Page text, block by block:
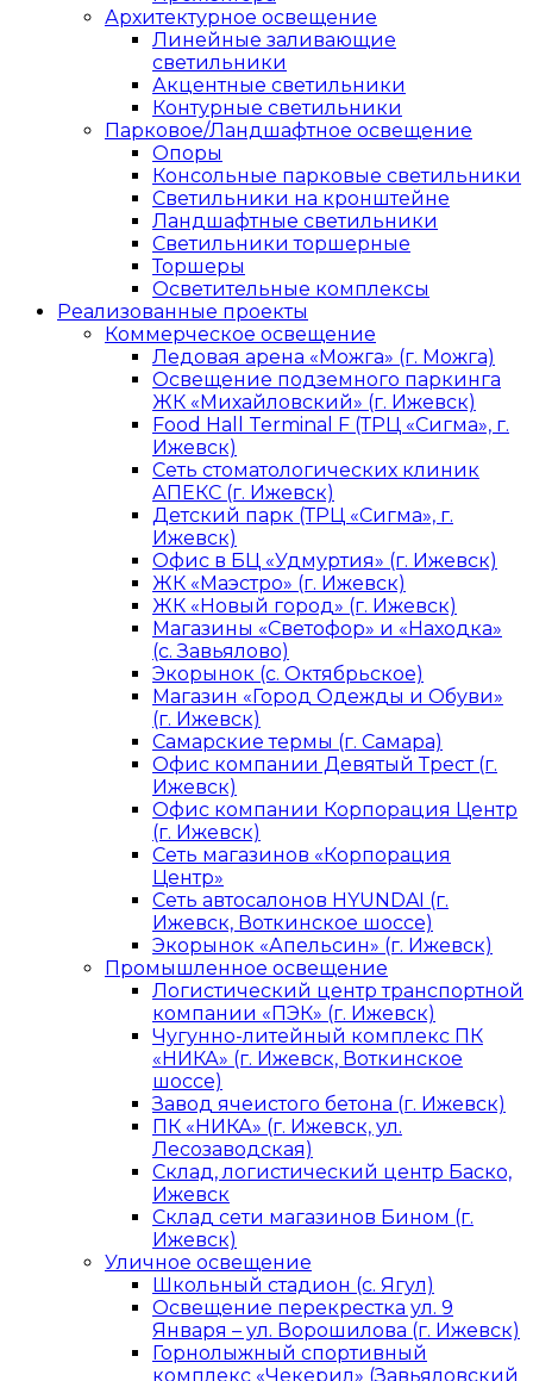
Архитектурное освещение
Линейные заливающие
светильники
Акцентные светильники
Контурные светильники
Парковое/Ландшафтное освещение
Опоры
Консольные парковые светильники
Светильники на кронштейне
Ландшафтные светильники
Светильники торшерные
Торшеры
Осветительные комплексы
Реализованные проекты
Коммерческое освещение
Ледовая арена «Можга» (г. Можга)
Освещение подземного паркинга
ЖК «Михайловский» (г. Ижевск)
Food Hall Terminal F (ТРЦ «Сигма», г.
Ижевск)
Сеть стоматологических клиник
АПЕКС (г. Ижевск)
Детский парк (ТРЦ «Сигма», г.
Ижевск)
Офис в БЦ «Удмуртия» (г. Ижевск)
ЖК «Маэстро» (г. Ижевск)
ЖК «Новый город» (г. Ижевск)
Магазины «Светофор» и «Находка»
(с. Завьялово)
Экорынок (с. Октябрьское)
Магазин «Город Одежды и Обуви»
(г. Ижевск)
Самарские термы (г. Самара)
Офис компании Девятый Трест (г.
Ижевск)
Офис компании Корпорация Центр
(г. Ижевск)
Сеть магазинов «Корпорация
Центр»
Сеть автосалонов HYUNDAI (г.
Ижевск, Воткинское шоссе)
Экорынок «Апельсин» (г. Ижевск)
Промышленное освещение
Логистический центр транспортной
компании «ПЭК» (г. Ижевск)
Чугунно-литейный комплекс ПК
«НИКА» (г. Ижевск, Воткинское
шоссе)
Завод ячеистого бетона (г. Ижевск)
ПК «НИКА» (г. Ижевск, ул.
Лесозаводская)
Склад, логистический центр Баско,
Ижевск
Склад сети магазинов Бином (г.
Ижевск)
Уличное освещение
Школьный стадион (с. Ягул)
Освещение перекрестка ул. 9
Января – ул. Ворошилова (г. Ижевск)
Горнолыжный спортивный
комплекс «Чекерил» (Завьяловский